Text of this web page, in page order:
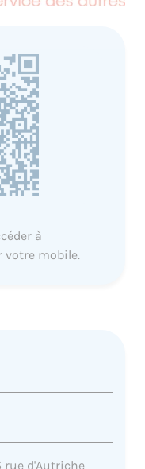
à
votre mobile.
rue d'Autriche